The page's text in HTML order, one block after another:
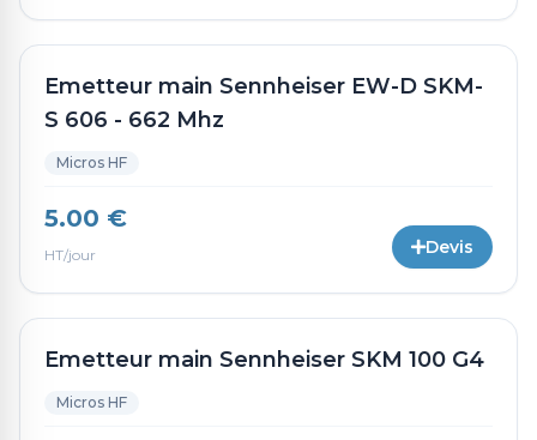
Emetteur main Sennheiser EW-D SKM-
S 606 - 662 Mhz
Micros HF
5.00 €
HT/jour Devis
Emetteur main Sennheiser SKM 100 G4
Micros HF